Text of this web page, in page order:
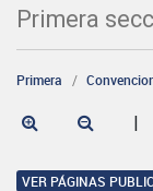
Primera
Primera
|
VER PÁGINAS